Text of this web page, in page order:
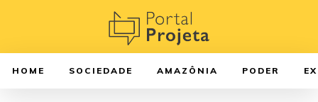
HOME SOCIEDADE AMAZÔNIA PODER